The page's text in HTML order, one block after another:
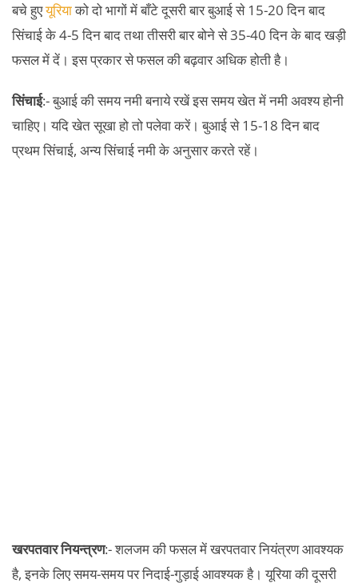
बचे हुएयूरियाको दो भागों में बाँटे दूसरी बार बुआई से 15-20 दिन बाद
सिंचाई के 4-5 दिन बाद तथा तीसरी बार बोने से 35-40 दिन के बाद खड़ी
फसल में दें। इस प्रकार से फसल की बढ़वार अधिक होती है।
सिंचाई:- बुआई की समय नमी बनाये रखें इस समय खेत में नमी अवश्य होनी
चाहिए। यदि खेत सूखा हो तो पलेवा करें। बुआई से 15-18 दिन बाद
प्रथम सिंचाई, अन्य सिंचाई नमी के अनुसार करते रहें।
खरपतवार नियन्त्रण:- शलजम की फसल में खरपतवार नियंत्रण आवश्यक
है, इनके लिए समय-समय पर निदाई-गुड़ाई आवश्यक है। यूरिया की दूसरी